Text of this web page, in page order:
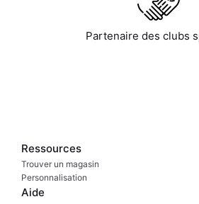
Partenaire des clubs
Ressources
Trouver un magasin
Personnalisation
Aide